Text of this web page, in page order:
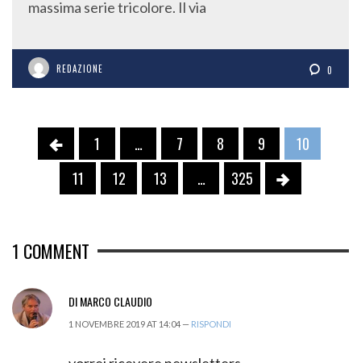
1 … 7 8 9
10
11
12 13 … 325
1 COMMENT